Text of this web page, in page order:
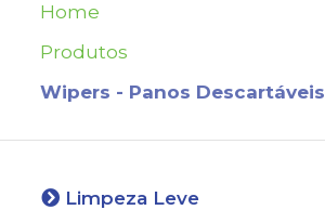
Home
Produtos
Wipers - Panos Descartáveis
Limpeza Leve